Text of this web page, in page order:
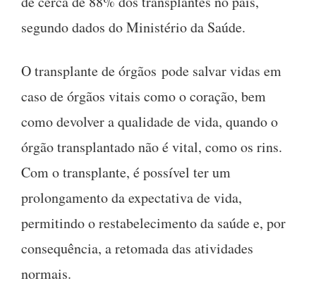
segundo dados do Ministério da Saúde.
O transplante de órgãos pode salvar vidas em
caso de órgãos vitais como o coração, bem
como devolver a qualidade de vida, quando o
órgão transplantado não é vital, como os rins.
Com o transplante, é possível ter um
prolongamento da expectativa de vida,
permitindo o restabelecimento da saúde e, por
consequência, a retomada das atividades
normais.